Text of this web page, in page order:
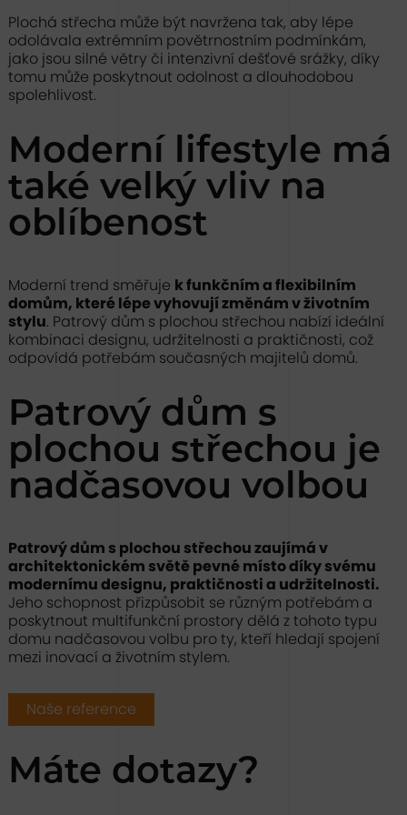
Plochá střecha může být navržena tak, aby lépe
odolávala extrémním povětrnostním podmínkám,
jako jsou silné větry či intenzivní dešťové srážky, díky
tomu může poskytnout odolnost a dlouhodobou
spolehlivost.
Moderní lifestyle má
také velký vliv na
oblíbenost
Moderní trend směřuje k funkčním a flexibilním
domům, které lépe vyhovují změnám v životním
stylu. Patrový dům s plochou střechou nabízí ideální
kombinaci designu, udržitelnosti a praktičnosti, což
odpovídá potřebám současných majitelů domů.
Patrový dům s
plochou střechou je
nadčasovou volbou
Patrový dům s plochou střechou zaujímá v
architektonickém světě pevné místo díky svému
modernímu designu, praktičnosti a udržitelnosti.
Jeho schopnost přizpůsobit se různým potřebám a
poskytnout multifunkční prostory dělá z tohoto typu
domu nadčasovou volbu pro ty, kteří hledají spojení
mezi inovací a životním stylem.
Naše reference
Máte dotazy?